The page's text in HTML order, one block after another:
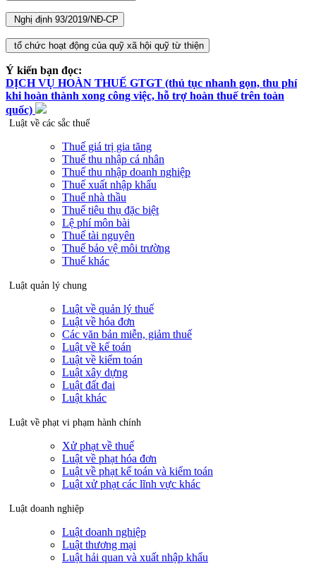
Ý kiến bạn đọc:
DỊCH VỤ HOÀN THUẾ GTGT (thủ tục nhanh gọn, thu phí
khi hoàn thành xong công việc, hỗ trợ hoàn thuế trên toàn
quốc)
Luật về các sắc thuế
Thuế giá trị gia tăng
Thuế thu nhập cá nhân
Thuế thu nhập doanh nghiệp
Thuế xuất nhập khẩu
Thuế nhà thầu
Thuế tiêu thụ đặc biệt
Lệ phí môn bài
Thuế tài nguyên
Thuế bảo vệ môi trường
Thuế khác
Luật quản lý chung
Luật về quản lý thuế
Luật về hóa đơn
Các văn bản miễn, giảm thuế
Luật về kế toán
Luật về kiểm toán
Luật xây dựng
Luật đất đai
Luật khác
Luật về phạt vi phạm hành chính
Xử phạt về thuế
Luật về phạt hóa đơn
Luật về phạt kế toán và kiểm toán
Luật xử phạt các lĩnh vực khác
Luật doanh nghiệp
Luật doanh nghiệp
Luật thương mại
Luật hải quan và xuất nhập khẩu